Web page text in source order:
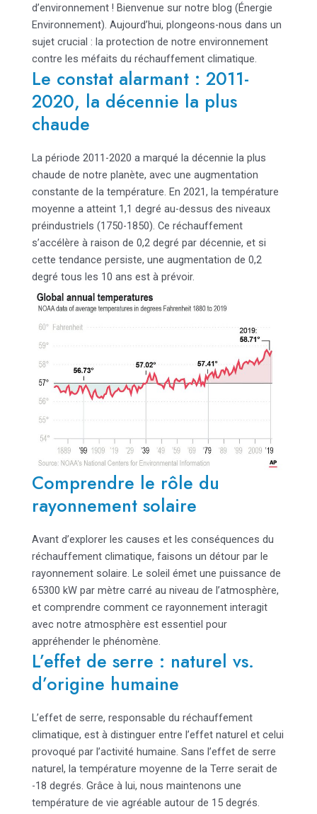
d’environnement ! Bienvenue sur notre blog (Énergie
Environnement). Aujourd’hui, plongeons-nous dans un
sujet crucial : la protection de notre environnement
contre les méfaits du réchauffement climatique.
Le constat alarmant : 2011-
2020, la décennie la plus
chaude
La période 2011-2020 a marqué la décennie la plus
chaude de notre planète, avec une augmentation
constante de la température. En 2021, la température
moyenne a atteint 1,1 degré au-dessus des niveaux
préindustriels (1750-1850). Ce réchauffement
s’accélère à raison de 0,2 degré par décennie, et si
cette tendance persiste, une augmentation de 0,2
degré tous les 10 ans est à prévoir.
Comprendre le rôle du
rayonnement solaire
Avant d’explorer les causes et les conséquences du
réchauffement climatique, faisons un détour par le
rayonnement solaire. Le soleil émet une puissance de
65300 kW par mètre carré au niveau de l’atmosphère,
et comprendre comment ce rayonnement interagit
avec notre atmosphère est essentiel pour
appréhender le phénomène.
L’effet de serre : naturel vs.
d’origine humaine
L’effet de serre, responsable du réchauffement
climatique, est à distinguer entre l’effet naturel et celui
provoqué par l’activité humaine. Sans l’effet de serre
naturel, la température moyenne de la Terre serait de
-18 degrés. Grâce à lui, nous maintenons une
température de vie agréable autour de 15 degrés.